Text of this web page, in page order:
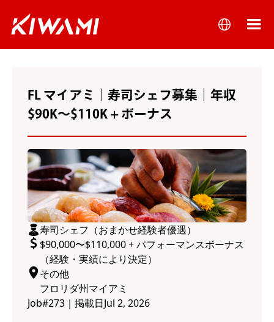
FL マイアミ｜寿司シェフ募集｜年収
$90K〜$110K + ボーナス
寿司シェフ（おまかせ経験者優遇）
$90,000〜$110,000 + パフォーマンスボーナス
（経験・実績により決定）
その他
フロリダ州マイアミ
Job#273 ｜ 掲載日Jul 2, 2026